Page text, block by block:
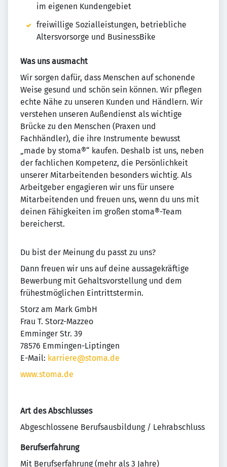
im eigenen Kundengebiet
freiwillige Sozialleistungen, betriebliche
Altersvorsorge und BusinessBike
Was uns ausmacht
Wir sorgen dafür, dass Menschen auf schonende
Weise gesund und schön sein können. Wir pflegen
echte Nähe zu unseren Kunden und Händlern. Wir
verstehen unseren Außendienst als wichtige
Brücke zu den Menschen (Praxen und
Fachhändler), die ihre Instrumente bewusst
„made by stoma®“ kaufen. Deshalb ist uns, neben
der fachlichen Kompetenz, die Persönlichkeit
unserer Mitarbeitenden besonders wichtig. Als
Arbeitgeber engagieren wir uns für unsere
Mitarbeitenden und freuen uns, wenn du uns mit
deinen Fähigkeiten im großen stoma®-Team
bereicherst.
Du bist der Meinung du passt zu uns?
Dann freuen wir uns auf deine aussagekräftige
Bewerbung mit Gehaltsvorstellung und dem
frühestmöglichen Eintrittstermin.
Storz am Mark GmbH
Frau T. Storz-Mazzeo
Emminger Str. 39
78576 Emmingen-Liptingen
E-Mail: karriere@stoma.de
www.stoma.de
Art des Abschlusses
Abgeschlossene Berufsausbildung / Lehrabschluss
Berufserfahrung
Mit Berufserfahrung (mehr als 3 Jahre)